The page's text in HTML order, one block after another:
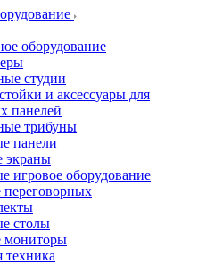
оборудование
студии
и аксессуары для
панелей
трибуны
панели
экраны
игровое оборудование
столы
мониторы
техника